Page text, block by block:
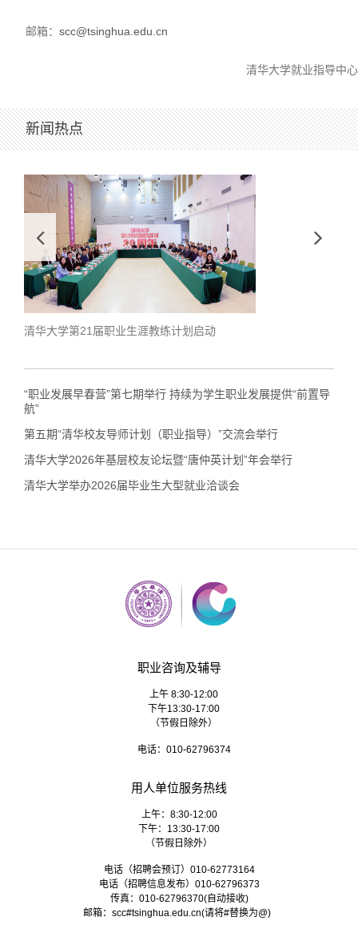
邮箱： scc@tsinghua.edu.cn
清华大学就业指导中心
新闻热点
清华大学第21届职业生涯教练计划启动
“职业发展早春营”第七期举行 持续为学生职业发展提供“前置导
航”
第五期“清华校友导师计划（职业指导）”交流会举行
清华大学2026年基层校友论坛暨“唐仲英计划”年会举行
清华大学举办2026届毕业生大型就业洽谈会
职业咨询及辅导
上午 8:30-12:00
下午13:30-17:00
（节假日除外）
电话：010-62796374
用人单位服务热线
上午：8:30-12:00
下午：13:30-17:00
（节假日除外）
电话（招聘会预订）010-62773164
电话（招聘信息发布）010-62796373
传真：010-62796370(自动接收)
邮箱： scc#tsinghua.edu.cn(请将#替换为@)